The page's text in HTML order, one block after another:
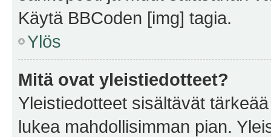
Käytä BBCoden [img] tagia.
Ylös
Mitä ovat yleistiedotteet?
Yleistiedotteet sisältävät
lukea mahdollisimman pian.